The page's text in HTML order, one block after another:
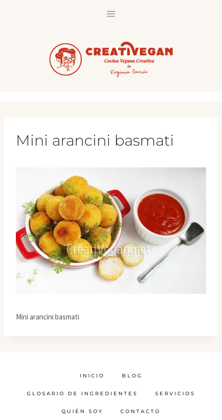
Mini arancini basmati
Mini arancini basmati
INICIO BLOG
GLOSARIO DE INGREDIENTES SERVICIOS
QUIÉN SOY CONTACTO